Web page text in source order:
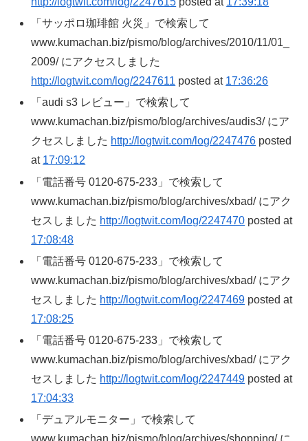
「サッポロ珈琲館 火災」で検索して
www.kumachan.biz/pismo/blog/archives/2010/11/01_
2009/ にアクセスしました
http://logtwit.com/log/2247611 posted at 17:36:26
「audi s3 レビュー」で検索して
www.kumachan.biz/pismo/blog/archives/audis3/ にア
クセスしました http://logtwit.com/log/2247476 posted
at 17:09:12
「電話番号 0120-675-233」で検索して
www.kumachan.biz/pismo/blog/archives/xbad/ にアク
セスしました http://logtwit.com/log/2247470 posted at
17:08:48
「電話番号 0120-675-233」で検索して
www.kumachan.biz/pismo/blog/archives/xbad/ にアク
セスしました http://logtwit.com/log/2247469 posted at
17:08:25
「電話番号 0120-675-233」で検索して
www.kumachan.biz/pismo/blog/archives/xbad/ にアク
セスしました http://logtwit.com/log/2247449 posted at
17:04:33
「デュアルモニター」で検索して
www.kumachan.biz/pismo/blog/archives/shopping/ に